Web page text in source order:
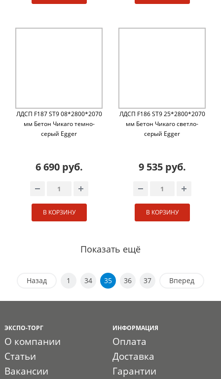
ЛДСП F187 ST9 08*2800*2070
мм Бетон Чикаго темно-
серый Egger
6 690 руб.
В КОРЗИНУ
ЛДСП F186 ST9 25*2800*2070
мм Бетон Чикаго светло-
серый Egger
9 535 руб.
В КОРЗИНУ
Показать ещё
Назад 1 34 35 36 37 Вперед
ЭКСПО-ТОРГ
О компании
Статьи
Вакансии
ИНФОРМАЦИЯ
Оплата
Доставка
Гарантии